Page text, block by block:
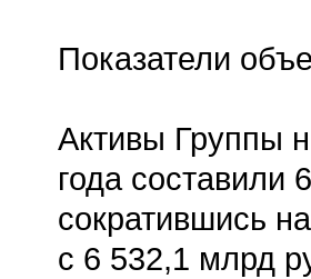
Показатели
Активы Группы
года составили
сократившись
с 6 532,1 млрд